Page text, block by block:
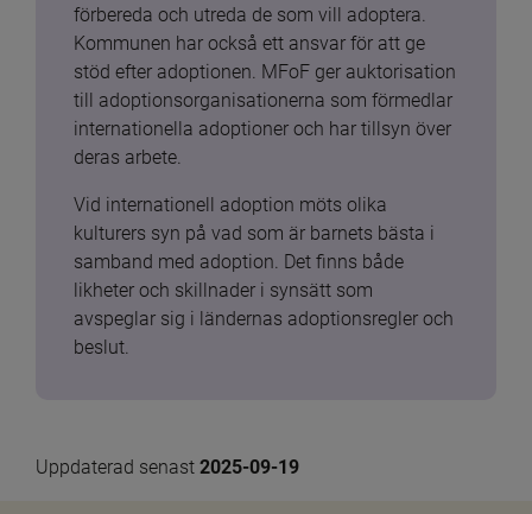
förbereda och utreda de som vill adoptera.
Kommunen har också ett ansvar för att ge
stöd efter adoptionen. MFoF ger auktorisation
till adoptionsorganisationerna som förmedlar
internationella adoptioner och har tillsyn över
deras arbete.
Vid internationell adoption möts olika
kulturers syn på vad som är barnets bästa i
samband med adoption. Det finns både
likheter och skillnader i synsätt som
avspeglar sig i ländernas adoptionsregler och
beslut.
Uppdaterad senast 2025-09-19